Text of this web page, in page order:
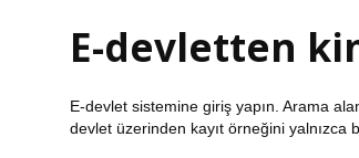
E-devletten
E-devlet sistemine giriş yapın. Arama
devlet üzerinden kayıt örneğini yalnızca